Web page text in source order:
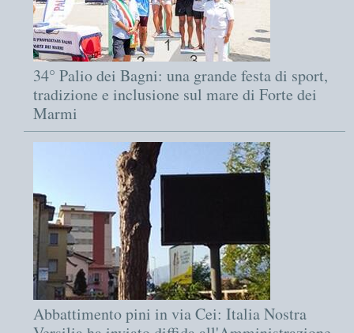
34° Palio dei Bagni: una grande festa di sport,
tradizione e inclusione sul mare di Forte dei
Marmi
Abbattimento pini in via Cei: Italia Nostra